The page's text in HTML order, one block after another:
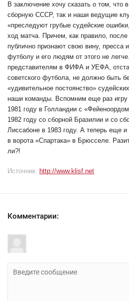
В заключение хочу сказать о том, что
сборную СССР, так и наши ведущие
«преследуют грубые судейские
ход матча. Причем, как правило,
публично признают свою вину, пресса
футболу и его людям от этого не
представителям в ФИФА и УЕФА,
советского футбола, не должно быть
«удивительное постоянство»
наши команды. Вспомним еще раз игру
1981 году в Голландии с
1982 году со сборной Бразилии и со
Лиссабоне в 1983 году. А теперь еще
в ворота «Спартака» в Брюсселе.
ли?!
Источник: http://www.klisf.net
Комментарии: